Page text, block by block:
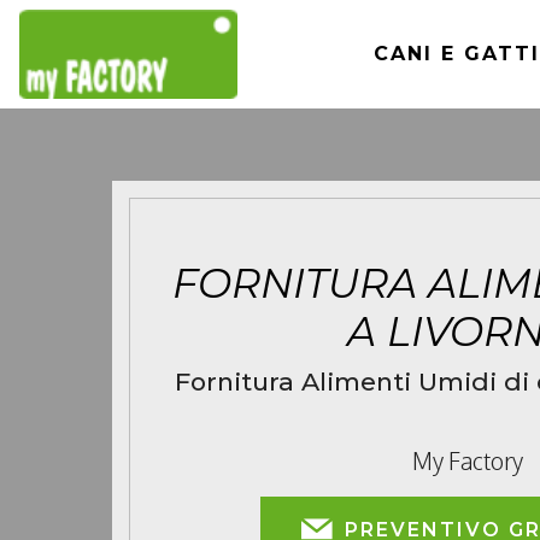
CANI E GATTI
FORNITURA
A
Fornitura Alimenti Umidi di
My Factory
PREVENTIVO